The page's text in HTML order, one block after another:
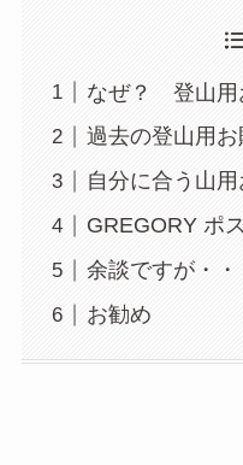
なぜ？ 登山用
過去の登山用お
自分に合う山
GREGORY ポ
余談ですが・・
お勧め